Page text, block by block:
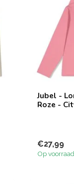
Jubel -
Roze -
€27,99
Op voorraad